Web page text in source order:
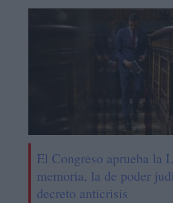
El Congreso aprueba la
memoria, la de poder
decreto anticrisis